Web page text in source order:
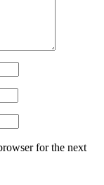
for the next